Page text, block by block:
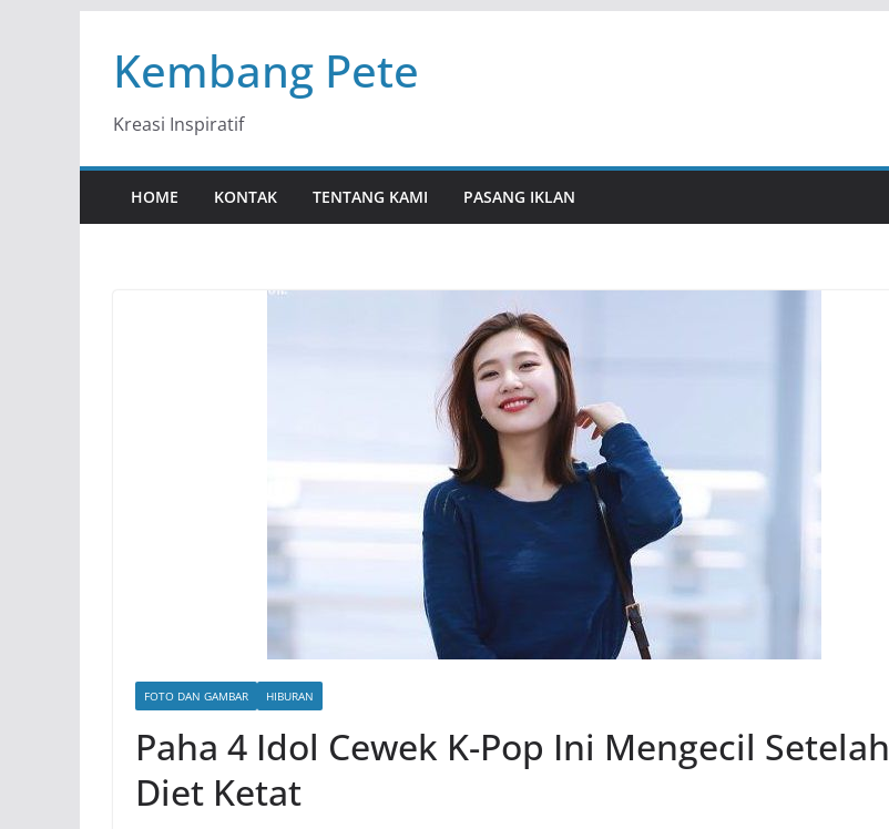
contentKembang Pete
Kreasi Inspiratif
HOME KONTAK TENTANG KAMI PASANG IKLAN
FOTO DAN GAMBAR HIBURAN
Paha 4 Idol Cewek K-Pop Ini Mengecil Setelah
Diet Ketat